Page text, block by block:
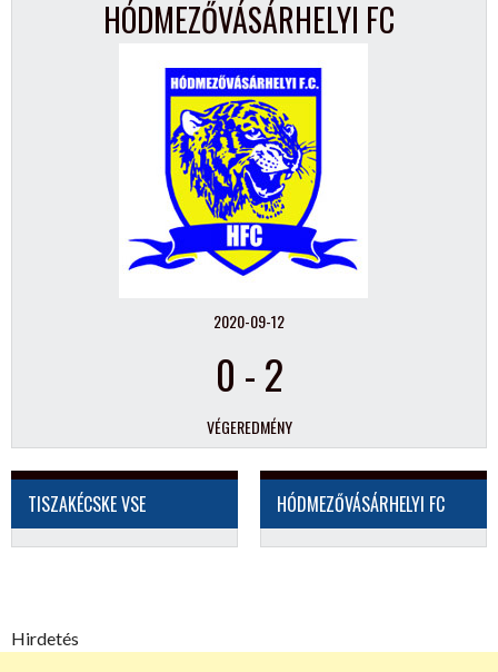
HÓDMEZŐVÁSÁRHELYI FC
2020-09-12
0 -2
VÉGEREDMÉNY
TISZAKÉCSKE VSE HÓDMEZŐVÁSÁRHELYI FC
Hirdetés